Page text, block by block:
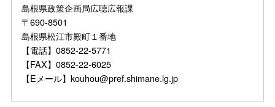
島根県政策企画局広聴広報課
〒690-8501
島根県松江市殿町１番地
【電話】0852-22-5771
【FAX】0852-22-6025
【Eメール】kouhou@pref.shimane.lg.jp